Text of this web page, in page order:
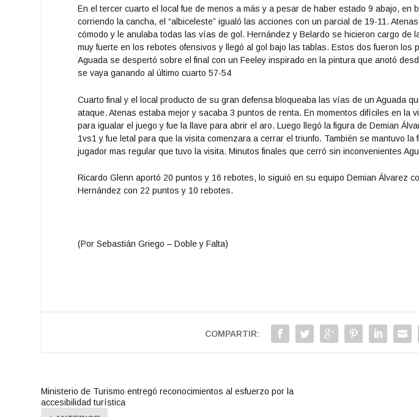
En el tercer cuarto el local fue de menos a más y a pesar de haber estado 9 abajo, en
corriendo la cancha, el “albiceleste” igualó las acciones con un parcial de 19-11.
cómodo y le anulaba todas las vías de gol. Hernández y Belardo se hicieron cargo de
muy fuerte en los rebotes ofensivos y llegó al gol bajo las tablas. Estos dos fueron los
Aguada se despertó sobre el final con un Feeley inspirado en la pintura que anotó
se vaya ganando al último cuarto 57-54
Cuarto final y el local producto de su gran defensa bloqueaba las vías de un Aguada
ataque. Atenas estaba mejor y sacaba 3 puntos de renta. En momentos difíciles en la
para igualar el juego y fue la llave para abrir el aro. Luego llegó la figura de Demian
1vs1 y fue letal para que la visita comenzara a cerrar el triunfo. También se mantuvo la
jugador mas regular que tuvo la visita. Minutos finales que cerró sin inconvenientes
Ricardo Glenn aportó 20 puntos y 16 rebotes, lo siguió en su equipo Demian Álvarez
Hernández con 22 puntos y 10 rebotes.
(Por Sebastián Griego – Doble y Falta)
COMPARTIR:
Ministerio de Turismo entregó reconocimientos al esfuerzo por la
accesibilidad turística